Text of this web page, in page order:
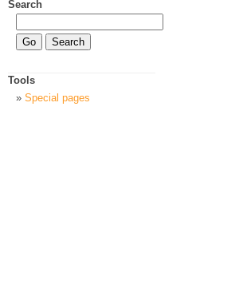
Search
Tools
Special pages